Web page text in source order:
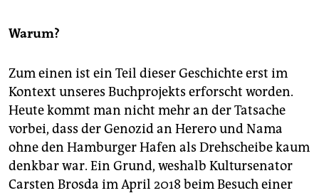
Warum?
Zum einen ist ein Teil dieser Geschichte erst im
Kontext unseres Buchprojekts erforscht worden.
Heute kommt man nicht mehr an der Tatsache
vorbei, dass der Genozid an Herero und Nama
ohne den Hamburger Hafen als Drehscheibe kaum
denkbar war. Ein Grund, weshalb Kultursenator
Carsten Brosda im April 2018 beim Besuch einer